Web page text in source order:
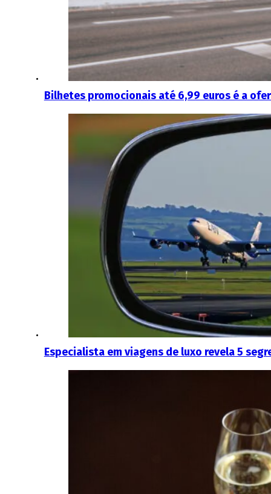
Bilhetes promocionais até 6,99 euros é a
Especialista em viagens de luxo revela 5